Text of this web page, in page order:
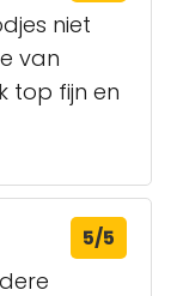
niet
van
top fijn en
5/5